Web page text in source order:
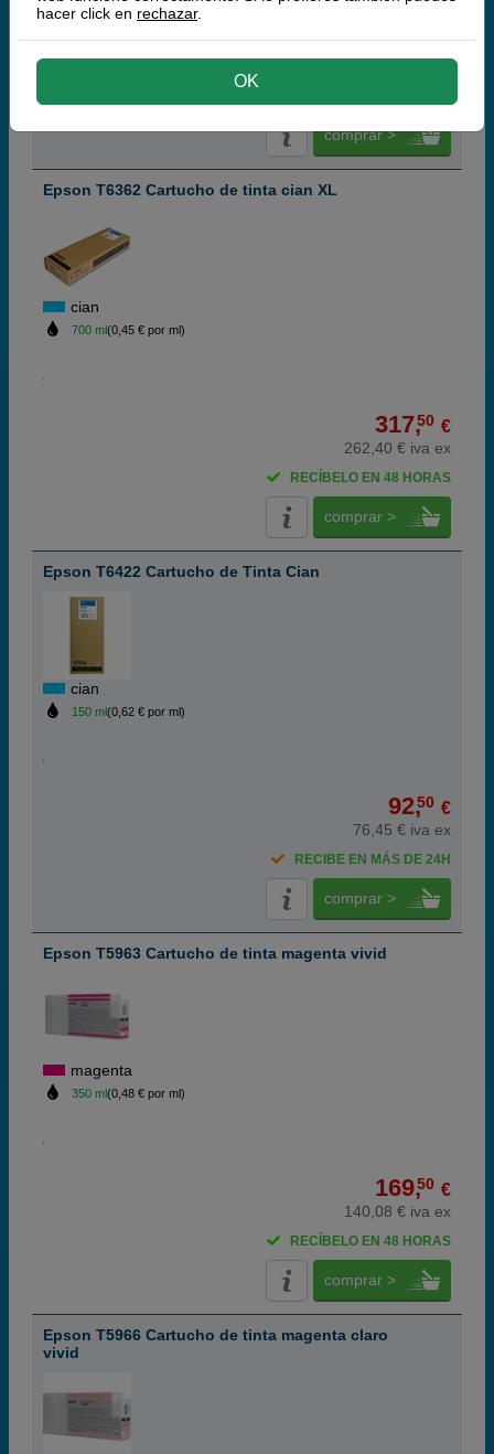
169,50 €
comprar >
Epson T6362 Cartucho de tinta cian XL
cian
700 ml(0,45 € por ml)
317,50 €
262,40 € iva ex
RECÍBELO EN 48 HORAS
comprar >
Epson T6422 Cartucho de Tinta Cian
cian
150 ml(0,62 € por ml)
92,50 €
76,45 € iva ex
RECIBE EN MÁS DE 24H
comprar >
Epson T5963 Cartucho de tinta magenta vivid
magenta
350 ml(0,48 € por ml)
169,50 €
140,08 € iva ex
RECÍBELO EN 48 HORAS
comprar >
Epson T5966 Cartucho de tinta magenta claro
vivid
hacer click en rechazar.
OK